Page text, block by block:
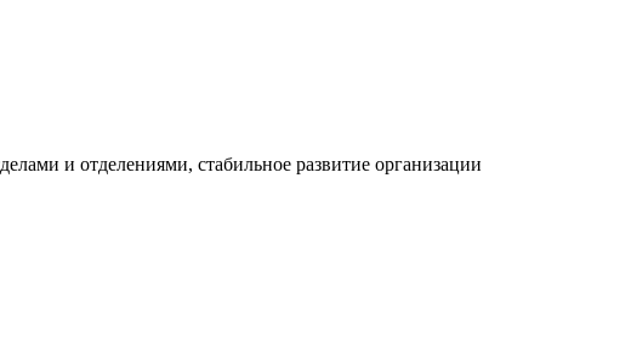
и отделениями, стабильное развитие организации